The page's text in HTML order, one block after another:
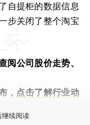
自提柜的数据信息
步关闭了整个淘宝
阅公司股价走势、
， 点击了解行业动
继续阅读